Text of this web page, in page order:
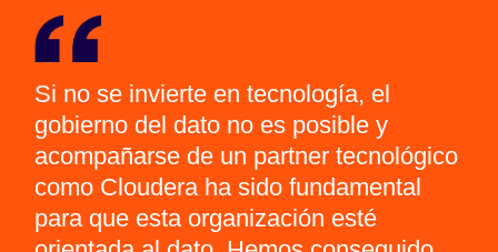
Si no se invierte en tecnología, el
gobierno del dato no es posible y
acompañarse de un partner tecnológico
como Cloudera ha sido fundamental
para que esta organización esté